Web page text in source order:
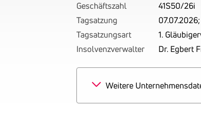
Geschäftszahl
41S50/26i
Tagsatzung
Tagsatzungsart
1.
Insolvenzverwalter
Dr. Egbert
Weitere